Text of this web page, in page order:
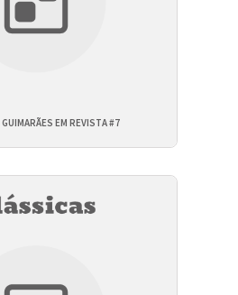
EM REVISTA #7